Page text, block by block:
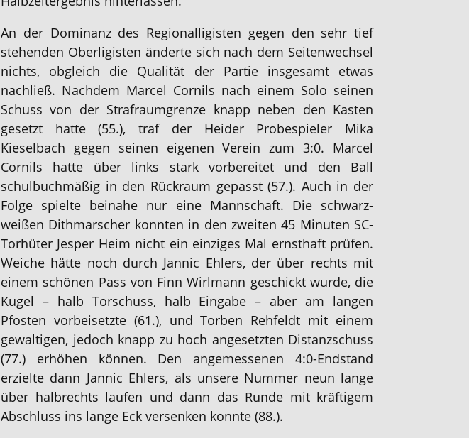
An der Dominanz des Regionalligisten gegen den sehr tief
stehenden Oberligisten änderte sich nach dem Seitenwechsel
nichts, obgleich die Qualität der Partie insgesamt etwas
nachließ. Nachdem Marcel Cornils nach einem Solo seinen
Schuss von der Strafraumgrenze knapp neben den Kasten
gesetzt hatte (55.), traf der Heider Probespieler Mika
Kieselbach gegen seinen eigenen Verein zum 3:0. Marcel
Cornils hatte über links stark vorbereitet und den Ball
schulbuchmäßig in den Rückraum gepasst (57.). Auch in der
Folge spielte beinahe nur eine Mannschaft. Die schwarz-
weißen Dithmarscher konnten in den zweiten 45 Minuten SC-
Torhüter Jesper Heim nicht ein einziges Mal ernsthaft prüfen.
Weiche hätte noch durch Jannic Ehlers, der über rechts mit
einem schönen Pass von Finn Wirlmann geschickt wurde, die
Kugel – halb Torschuss, halb Eingabe – aber am langen
Pfosten vorbeisetzte (61.), und Torben Rehfeldt mit einem
gewaltigen, jedoch knapp zu hoch angesetzten Distanzschuss
(77.) erhöhen können. Den angemessenen 4:0-Endstand
erzielte dann Jannic Ehlers, als unsere Nummer neun lange
über halbrechts laufen und dann das Runde mit kräftigem
Abschluss ins lange Eck versenken konnte (88.).